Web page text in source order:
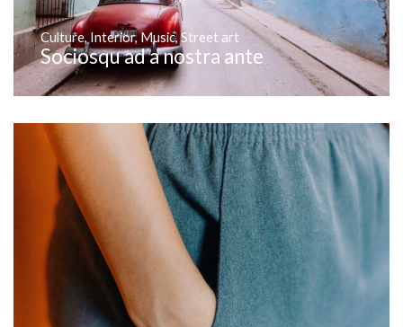
Culture,Interior,Music,Street art
Sociosqu ad a nostra ante